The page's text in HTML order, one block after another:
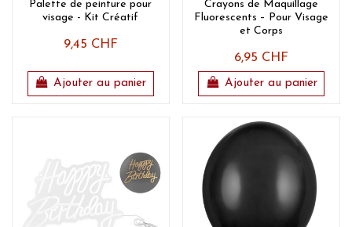
Palette de peinture pour
visage - Kit Créatif
9,45 CHF
Ajouter au panier
Crayons de Maquillage
Fluorescents – Pour Visage
et Corps
6,95 CHF
Ajouter au panier